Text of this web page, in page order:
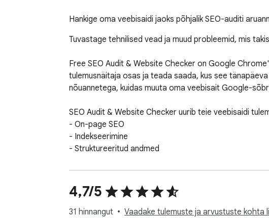
Hankige oma veebisaidi jaoks põhjalik SEO-auditi
Tuvastage tehnilised vead ja muud probleemid, mis
Free SEO Audit & Website Checker on Google
tulemusnäitaja osas ja teada saada, kus see
nõuannetega, kuidas muuta oma veebisait Google-
SEO Audit & Website Checker uurib teie veebisaidi
- On-page SEO
- Indekseerimine
- Struktureeritud andmed
- jõudlus ja lehekülje kiirus
- Domeen
- Server ja turvalisus
- Sotsiaalmeedia kohalolek
4,7/5
31 hinnangut Vaadake tulemuste ja arvustuste kohta